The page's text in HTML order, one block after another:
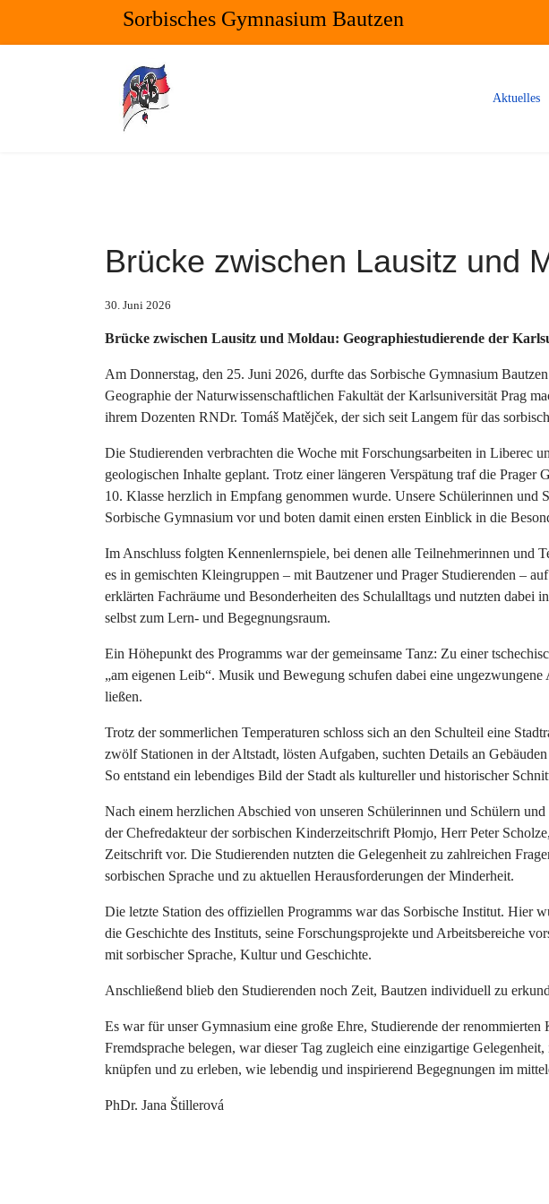
Sorbisches Gymnasium Bautzen
Aktuelles
Brücke zwischen Lausitz und
30. Juni 2026
Brücke zwischen Lausitz und Moldau: Geographiestudierende der
Am Donnerstag, den 25. Juni 2026, durfte das Sorbische Gymnasium
Geographie der Naturwissenschaftlichen Fakultät der Karlsuniversität Prag
ihrem Dozenten RNDr. Tomáš Matějček, der sich seit Langem für das
Die Studierenden verbrachten die Woche mit Forschungsarbeiten in Liberec
geologischen Inhalte geplant. Trotz einer längeren Verspätung traf die
10. Klasse herzlich in Empfang genommen wurde. Unsere Schülerinnen und
Sorbische Gymnasium vor und boten damit einen ersten Einblick in die
Im Anschluss folgten Kennenlernspiele, bei denen alle Teilnehmerinnen und
es in gemischten Kleingruppen – mit Bautzener und Prager Studierenden –
erklärten Fachräume und Besonderheiten des Schulalltags und nutzten
selbst zum Lern- und Begegnungsraum.
Ein Höhepunkt des Programms war der gemeinsame Tanz: Zu einer
„am eigenen Leib“. Musik und Bewegung schufen dabei eine
ließen.
Trotz der sommerlichen Temperaturen schloss sich an den Schulteil eine
zwölf Stationen in der Altstadt, lösten Aufgaben, suchten Details an
So entstand ein lebendiges Bild der Stadt als kultureller und historischer
Nach einem herzlichen Abschied von unseren Schülerinnen und Schülern
der Chefredakteur der sorbischen Kinderzeitschrift Płomjo, Herr Peter
Zeitschrift vor. Die Studierenden nutzten die Gelegenheit zu zahlreichen
sorbischen Sprache und zu aktuellen Herausforderungen der Minderheit.
Die letzte Station des offiziellen Programms war das Sorbische Institut. Hier
die Geschichte des Instituts, seine Forschungsprojekte und Arbeitsbereiche
mit sorbischer Sprache, Kultur und Geschichte.
Anschließend blieb den Studierenden noch Zeit, Bautzen individuell zu
Es war für unser Gymnasium eine große Ehre, Studierende der
Fremdsprache belegen, war dieser Tag zugleich eine einzigartige
knüpfen und zu erleben, wie lebendig und inspirierend Begegnungen im
PhDr. Jana Štillerová